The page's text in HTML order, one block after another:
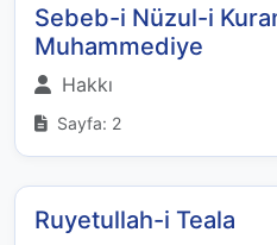
Sebeb-i Nüzul-i
Muhammediye
Hakkı
Sayfa: 2
Ruyetullah-i Teala